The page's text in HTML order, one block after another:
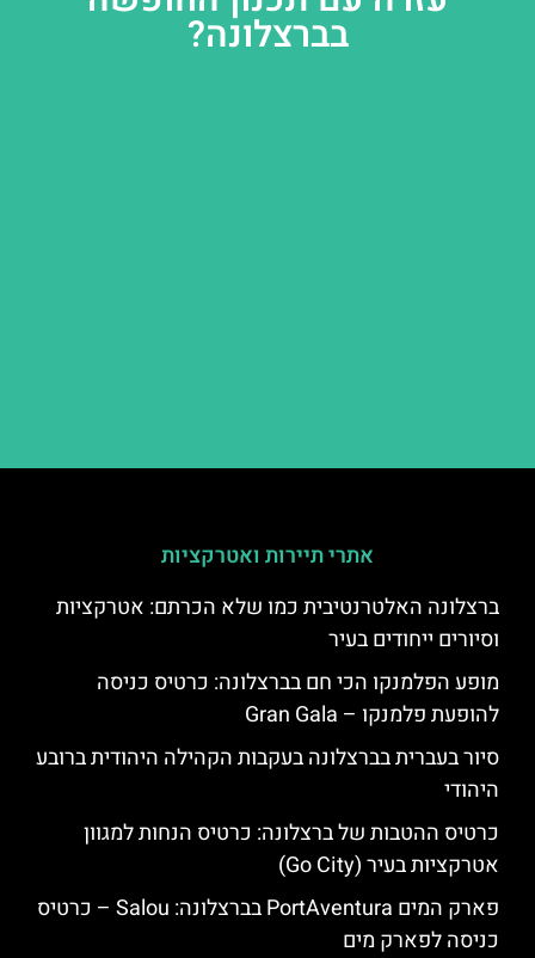
בברצלונה?
אתרי תיירות ואטרקציות
ברצלונה האלטרנטיבית כמו שלא הכרתם: אטרקציות
וסיורים ייחודים בעיר
מופע הפלמנקו הכי חם בברצלונה: כרטיס כניסה
להופעת פלמנקו – Gran Gala
סיור בעברית בברצלונה בעקבות הקהילה היהודית ברובע
היהודי
כרטיס ההטבות של ברצלונה: כרטיס הנחות למגוון
אטרקציות בעיר (Go City)
פארק המים PortAventura בברצלונה: Salou – כרטיס
כניסה לפארק מים